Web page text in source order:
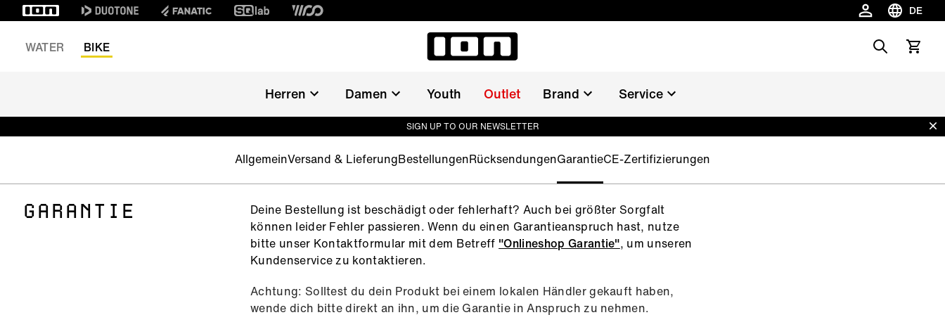
DE
Sprache
WATER
BIKE Search
Herren Damen Youth Outlet Brand Service
SIGN UP TO OUR NEWSLETTER
AllgemeinVersand & LieferungBestellungenRücksendungenGarantieCE-Zertifizierungen
GARANTIE
Deine Bestellung ist beschädigt oder fehlerhaft? Auch bei größter Sorgfalt
können leider Fehler passieren. Wenn du einen Garantieanspruch hast, nutze
bitte unser Kontaktformular mit dem Betreff "Onlineshop Garantie", um unseren
Kundenservice zu kontaktieren.
Achtung: Solltest du dein Produkt bei einem lokalen Händler gekauft haben,
wende dich bitte direkt an ihn, um die Garantie in Anspruch zu nehmen.